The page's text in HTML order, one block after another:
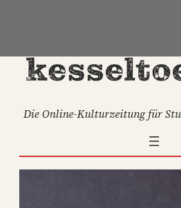
Die Online-Kulturzeitung für